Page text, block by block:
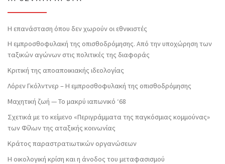
Η επανάσταση όπου δεν χωρούν οι εθνικιστές
Η εμπροσθοφυλακή της οπισθοδρόμησης. Από την υποχώρηση των
ταξικών αγώνων στις πολιτικές της διαφοράς
Κριτική της αποαποικιακής ιδεολογίας
Λόρεν Γκόλντνερ – Η εμπροσθοφυλακή της οπισθοδρόμησης
Μαχητική ζωή — Το μακρύ ιαπωνικό ‘68
Σχετικά με το κείμενο «Περιγράμματα της παγκόσμιας κομμούνας»
των Φίλων της αταξικής κοινωνίας
Κράτος παραστρατιωτικών οργανώσεων
Η οικολογική κρίση και η άνοδος του μεταφασισμού